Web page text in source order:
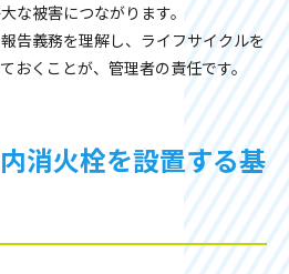
な被害につながります。
告義務を理解し、ライフサイクルを
おくことが、管理者の責任です。
消火栓を設置する基